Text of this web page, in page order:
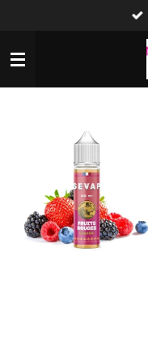
contenu
principal